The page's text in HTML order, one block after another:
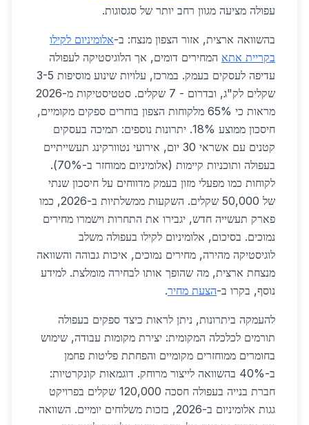
עפולה מציעה מגוון רחב יותר של סגסוגות.
בהשוואה ארצית, אזור הצפון מנצח: ב-אלומיניום לקילו
בקריית אתא המחירים דומים, אך הלוגיסטיקה לעפולה
עדיפה לעסקים בעמק. במרכז, עלויות שינוע מוסיפות 3-5
שקלים לק"ג, ובדרום - 7 שקלים. סטטיסטיקות מ-2026
מראות כי 65% מלקוחות הצפון בוחרים ספקים מקומיים,
חיסכון ממוצע 18%. יתרונות נוספים: תמיכה בעסקים
קטנים עם אשראי 30 יום, אירועי נטוורקינג תעשייתיים
בעפולה ותוכניות קיימות (אלומיניום ממוחזר ב-70%).
לקוחות כמו מפעלי מזון בעמק מדווחים על חיסכון שנתי
של 50,000 שקלים. השקעות ממשלתיות ב-2026, כמו
פארק תעשייה חדש, יגבירו את התחרות וישמרו מחירים
נמוכים. בסיכום, אלומיניום לקילו בעפולה משלב
לוגיסטיקה מהירה, מחירים נמוכים, איכות גבוהה והשוואה
מנצחת ארצית, מה שהופך אותו לבחירה מומלצת. למידע
נוסף, בקרו ב-הצעת מחיר.
להעמקה ביתרונות, ניתן לראות כיצד ספקים בעפולה
תורמים לכלכלה המקומית: יצירת מקומות עבודה, שימוש
בחומרים ממוחזרים מקומיים והפחתת פליטות פחמן
ב-40% בהשוואה לייצור מרוחק. דוגמאות קונקרטיות:
חברת בנייה בעפולה חסכה 120,000 שקלים בפרויקט
גגות אלומיניום ב-2026, בזכות משלוחים יומיים. השוואה